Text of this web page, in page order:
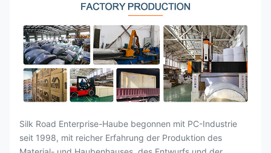
Silk Road Enterprise-Haube begonnen mit PC-Industrie
seit 1998, mit reicher Erfahrung der Produktion des